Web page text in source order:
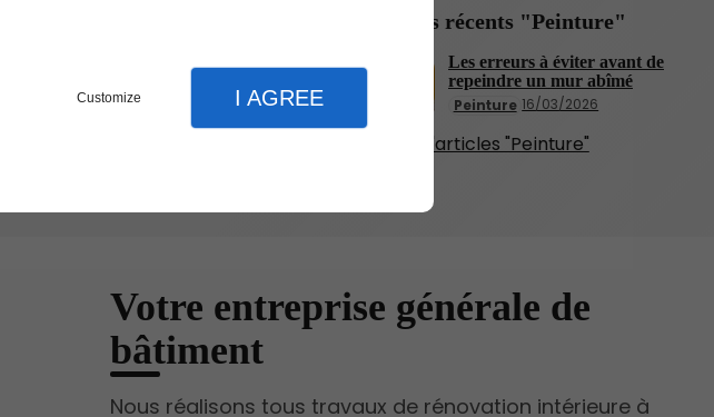
Customize I AGREE
Articles récents "Peinture"
Peinture 16/03/2026
Les erreurs à éviter avant de
repeindre un mur abîmé
Plus d'articles "Peinture"
Votre entreprise générale de
bâtiment
Nous réalisons tous travaux de rénovation intérieure à